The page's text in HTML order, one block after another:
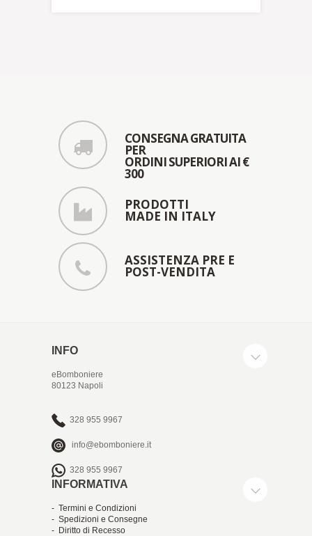
CONSEGNA GRATUITA
PER
ORDINI SUPERIORI AI €
300
PRODOTTI
MADE IN ITALY
ASSISTENZA PRE E
POST-VENDITA
INFO
eBomboniere
80123 Napoli
328 955 9967
info@ebomboniere.it
328 955 9967
INFORMATIVA
- Termini e Condizioni
- Spedizioni e Consegne
- Diritto di Recesso